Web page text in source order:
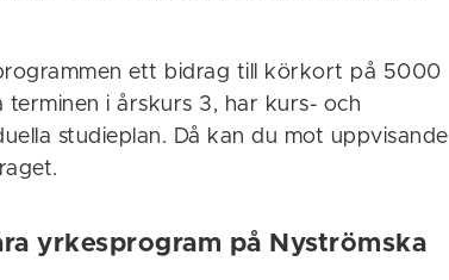
ett bidrag till körkort på 5000
i årskurs 3, har kurs- och
studieplan. Då kan du mot uppvisande
yrkesprogram på Nyströmska